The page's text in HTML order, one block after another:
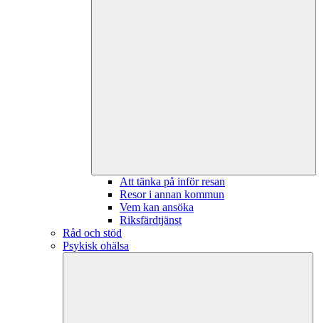
Att tänka på inför resan
Resor i annan kommun
Vem kan ansöka
Riksfärdtjänst
Råd och stöd
Psykisk ohälsa